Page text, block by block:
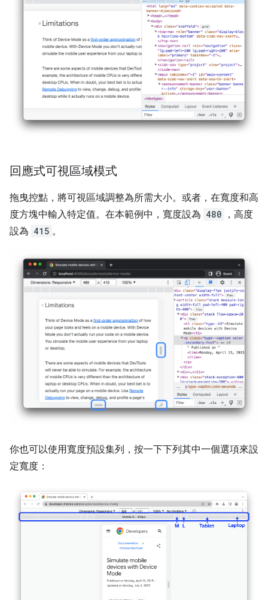
回應式可視區域模式
拖曳控點，將可視區域調整為所需大小。或者，在寬度和高
度方塊中輸入特定值。在本範例中，寬度設為 480
，高度
設為 415 。
你也可以使用寬度預設集列，按一下下列其中一個選項來設
定寬度：